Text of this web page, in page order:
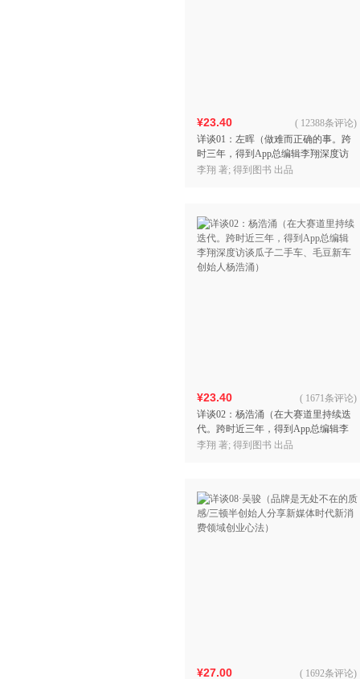
¥23.40
详谈01：左晖（做难而正确的事。跨
时三年，得到App总编辑李翔深度访
谈贝壳找房、链家创始人左晖）
( 12388条评论)
李翔 著; 得到图书 出品
¥23.40
详谈02：杨浩涌（在大赛道里持续迭
代。跨时近三年，得到App总编辑李
翔深度访谈瓜子二手车、毛豆新车创
( 1671条评论)
李翔 著; 得到图书 出品
¥27.00 ( 1692条评论)